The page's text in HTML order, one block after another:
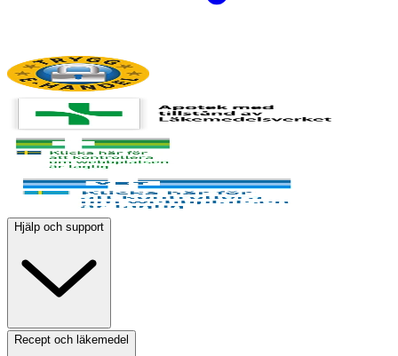
Hjälp och support
Recept och läkemedel